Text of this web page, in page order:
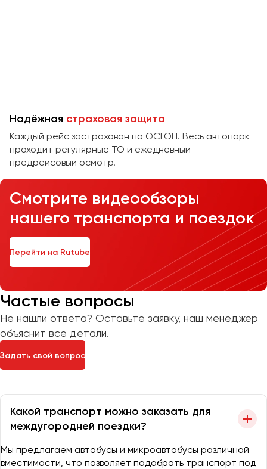
Надёжная страховая защита
Каждый рейс застрахован по ОСГОП. Весь автопарк
проходит регулярные ТО и ежедневный
предрейсовый осмотр.
Смотрите видеообзоры
нашего транспорта и поездок
Перейти на Rutube
Частые вопросы
Не нашли ответа? Оставьте заявку, наш менеджер
объяснит все детали.
Задать свой вопрос
Какой транспорт можно заказать для
междугородней поездки?
Мы предлагаем автобусы и микроавтобусы различной
вместимости, что позволяет подобрать транспорт под